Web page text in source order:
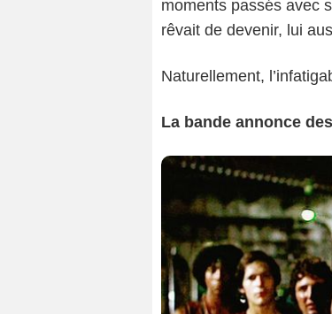
moments passés avec
rêvait de devenir, lui
Naturellement,
La bande annonce